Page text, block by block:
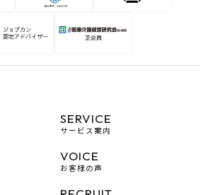
SERVICE
サービス案内
VOICE
お客様の声